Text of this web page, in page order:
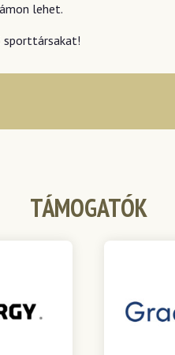
lehet.
sporttársakat!
TÁMOGATÓK